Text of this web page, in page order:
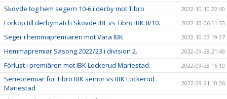
Skövde tog hem segern 10-6 i derby mot Tibro 2022-10-10 22:40
Förköp till derbymatch Skövde IBF vs Tibro IBK 8/10. 2022-10-06 11:53
Seger i hemmapremiären mot Vara IBK 2022-10-03 19:07
Hemmapremiär Säsong 2022/23 i division 2. 2022-09-28 21:49
Förlust i premiären mot IBK Lockerud Mariestad. 2022-09-28 16:10
Seriepremiär för Tibro IBK senior vs IBK Lockerud
Mariestad
2022-09-21 10:36